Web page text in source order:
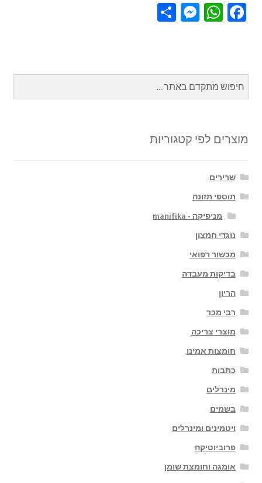
Fa
o
o
k
W
sA
p
p
M
n
ge
r
S
e
מוצרים לפי קטגוריות
שרירים
תוספי תזונה
מניפיקה - manifika
נוגדי חמצון
מכשור רפואי
בדיקות מעבדה
הריון
רבי מכר
מוצרי צריכה
חומצות אמינו
כתבות
מינרלים
בשמים
ויטמינים ומינרלים
פרוביוטיקה
אומגה וחומצת שומן